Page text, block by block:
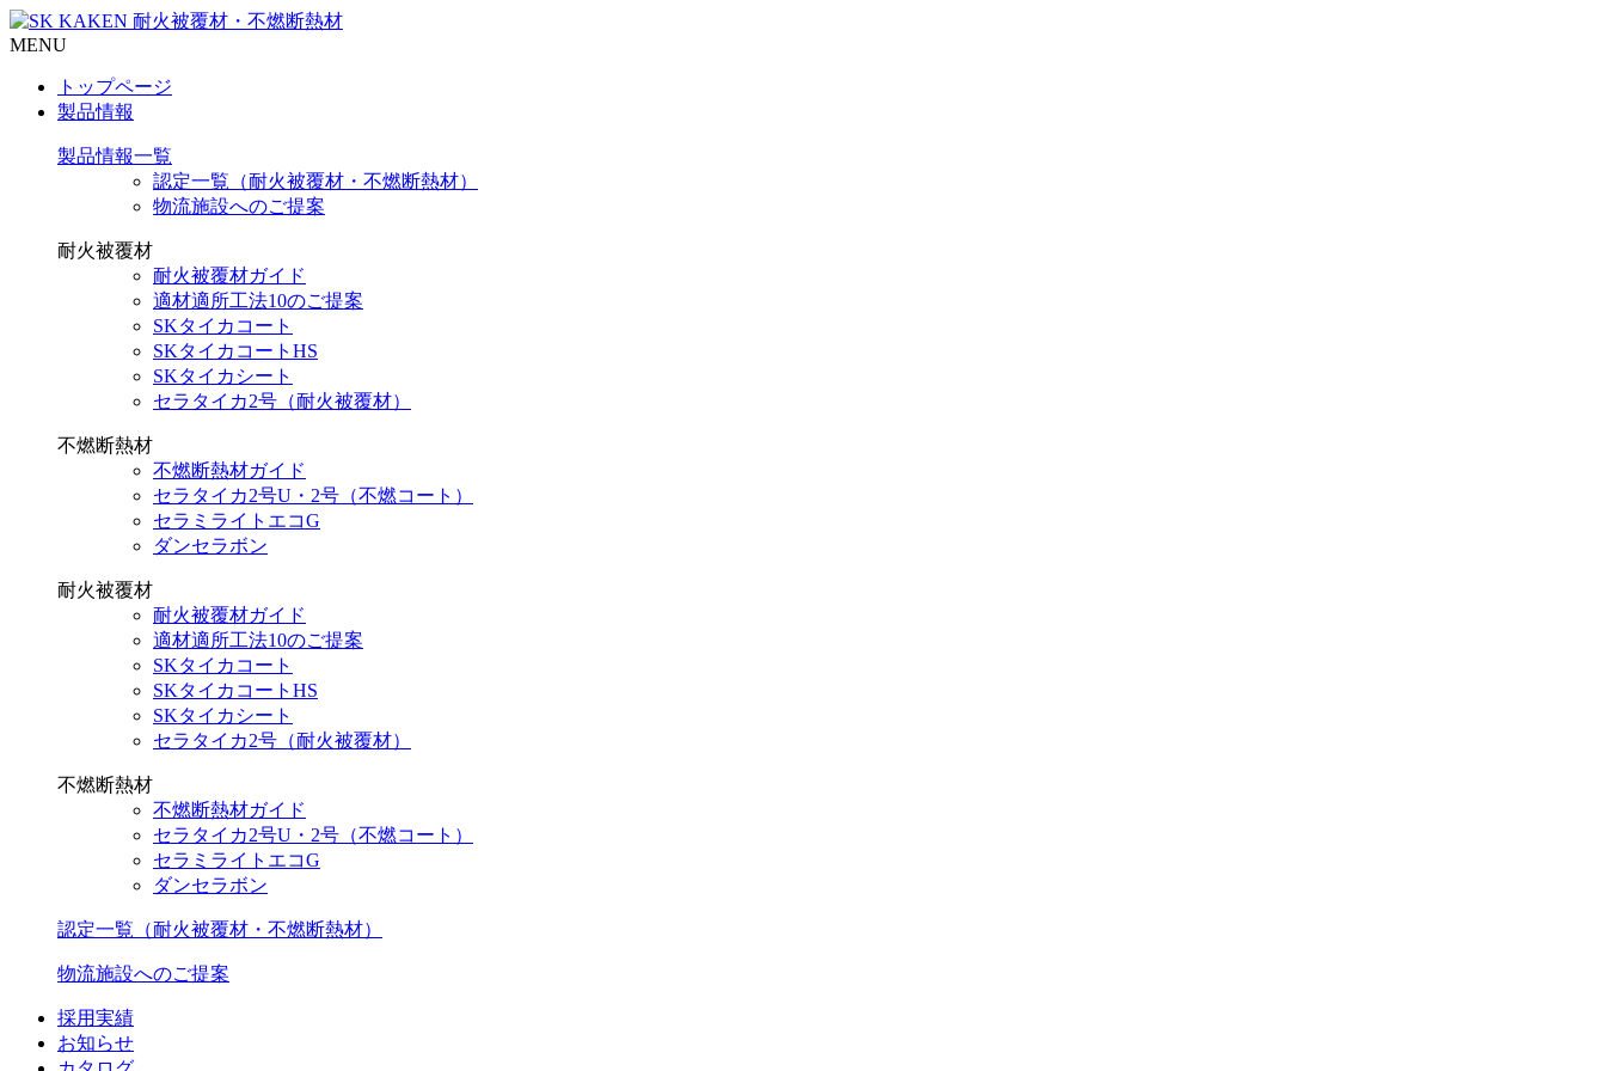
MENU
トップページ
製品情報
製品情報一覧
認定一覧（耐火被覆材・不燃断熱材）
物流施設へのご提案
耐火被覆材
耐火被覆材ガイド
適材適所工法10のご提案
SKタイカコート
SKタイカコートHS
SKタイカシート
セラタイカ2号（耐火被覆材）
不燃断熱材
不燃断熱材ガイド
セラタイカ2号U・2号（不燃コート）
セラミライトエコG
ダンセラボン
耐火被覆材
耐火被覆材ガイド
適材適所工法10のご提案
SKタイカコート
SKタイカコートHS
SKタイカシート
セラタイカ2号（耐火被覆材）
不燃断熱材
不燃断熱材ガイド
セラタイカ2号U・2号（不燃コート）
セラミライトエコG
ダンセラボン
認定一覧（耐火被覆材・不燃断熱材）
物流施設へのご提案
採用実績
お知らせ